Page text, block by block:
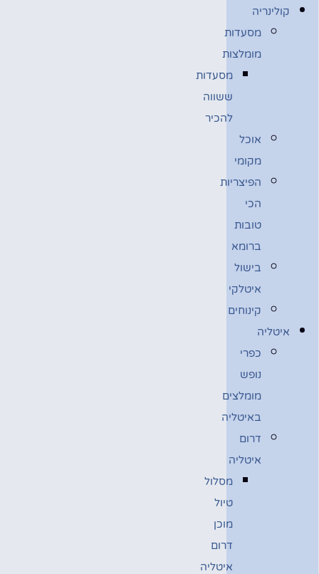
קולינריה
מסעדות
מומלצות
מסעדות
ששווה
להכיר
אוכל
מקומי
הפיצריות
הכי
טובות
ברומא
בישול
איטלקי
קינוחים
איטליה
כפרי
נופש
מומלצים
באיטליה
דרום
איטליה
מסלול
טיול
מוכן
דרום
איטליה